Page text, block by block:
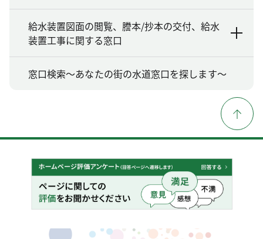
給水装置図面の閲覧、謄本/抄本の交付、給水
装置工事に関する窓口
窓口検索～あなたの街の水道窓口を探します～